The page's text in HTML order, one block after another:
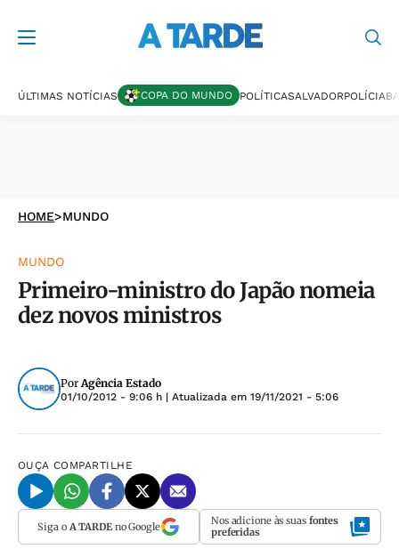
ÚLTIMAS NOTÍCIAS COPA DO MUNDO POLÍTICASALVADORPOLÍCIA
HOME>MUNDO
MUNDO
Primeiro-ministro do Japão nomeia
dez novos ministros
PorAgência Estado
01/10/2012 - 9:06 h | Atualizada em 19/11/2021 - 5:06
OUÇA COMPARTILHE
Siga o A TARDEno Google Nos adicione às suas fontes
preferidas